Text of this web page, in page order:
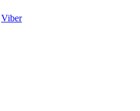
Viber